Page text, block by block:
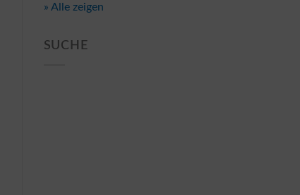
» Alle zeigen
SUCHE